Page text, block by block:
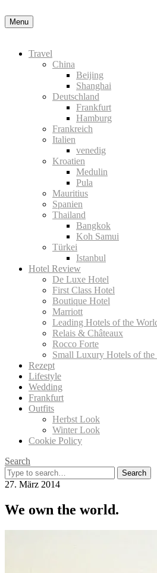
Menu
Travel
China
Beijing
Shanghai
Deutschland
Frankfurt
Hamburg
Frankreich
Italien
venedig
Kroatien
Medulin
Pula
Mauritius
Spanien
Thailand
Bangkok
Koh Samui
Türkei
Istanbul
Hotel Review
De Luxe Hotel
First Class Hotel
Boutique Hotel
Marriott
Leading Hotels of the
Relais & Châteaux
Rocco Forte
Small Luxury Hotels of the
Rezept
Lifestyle
Wedding
Frankfurt
Outfits
Herbst Look
Winter Look
Cookie Policy
Search
Search
for:
27. März 2014
We own the world.